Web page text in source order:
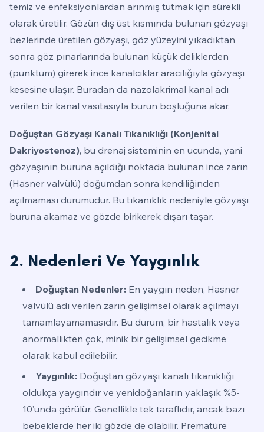
temiz ve enfeksiyonlardan arınmış tutmak için sürekli
olarak üretilir. Gözün dış üst kısmında bulunan gözyaşı
bezlerinde üretilen gözyaşı, göz yüzeyini yıkadıktan
sonra göz pınarlarında bulunan küçük deliklerden
(punktum) girerek ince kanalcıklar aracılığıyla gözyaşı
kesesine ulaşır. Buradan da nazolakrimal kanal adı
verilen bir kanal vasıtasıyla burun boşluğuna akar.
Doğuştan Gözyaşı Kanalı Tıkanıklığı (Konjenital
Dakriyostenoz), bu drenaj sisteminin en ucunda, yani
gözyaşının buruna açıldığı noktada bulunan ince zarın
(Hasner valvülü) doğumdan sonra kendiliğinden
açılmaması durumudur. Bu tıkanıklık nedeniyle gözyaşı
buruna akamaz ve gözde birikerek dışarı taşar.
2. Nedenleri Ve Yaygınlık
Doğuştan Nedenler: En yaygın neden, Hasner
valvülü adı verilen zarın gelişimsel olarak açılmayı
tamamlayamamasıdır. Bu durum, bir hastalık veya
anormallikten çok, minik bir gelişimsel gecikme
olarak kabul edilebilir.
Yaygınlık: Doğuştan gözyaşı kanalı tıkanıklığı
oldukça yaygındır ve yenidoğanların yaklaşık %5-
10’unda görülür. Genellikle tek taraflıdır, ancak bazı
bebeklerde her iki gözde de olabilir. Prematüre